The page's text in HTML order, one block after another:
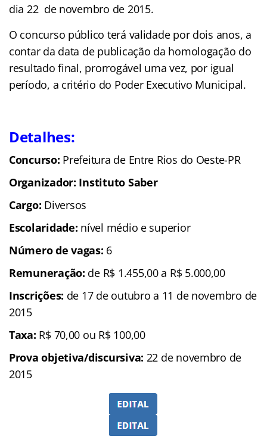
dia 22 de novembro de 2015.
O concurso público terá validade por dois anos, a
contar da data de publicação da homologação do
resultado final, prorrogável uma vez, por igual
período, a critério do Poder Executivo Municipal.
Detalhes:
Concurso: Prefeitura de Entre Rios do Oeste-PR
Organizador: Instituto Saber
Cargo: Diversos
Escolaridade: nível médio e superior
Número de vagas: 6
Remuneração: de R$ 1.455,00 a R$ 5.000,00
Inscrições: de 17 de outubro a 11 de novembro de
2015
Taxa: R$ 70,00 ou R$ 100,00
Prova objetiva/discursiva: 22 de novembro de
2015